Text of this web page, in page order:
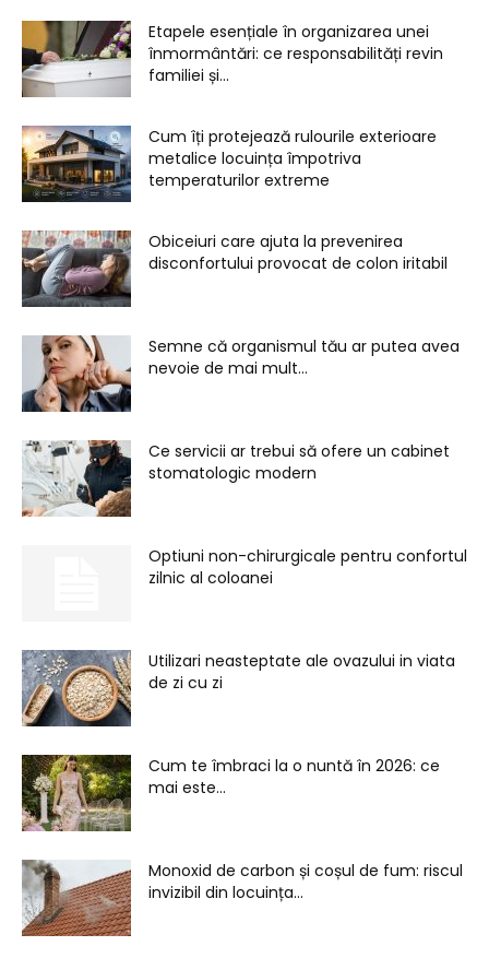
Etapele esențiale în organizarea unei
înmormântări: ce responsabilități revin
familiei și...
Cum îți protejează rulourile exterioare
metalice locuința împotriva
temperaturilor extreme
Obiceiuri care ajuta la prevenirea
disconfortului provocat de colon iritabil
Semne că organismul tău ar putea avea
nevoie de mai mult...
Ce servicii ar trebui să ofere un cabinet
stomatologic modern
Optiuni non-chirurgicale pentru confortul
zilnic al coloanei
Utilizari neasteptate ale ovazului in viata
de zi cu zi
Cum te îmbraci la o nuntă în 2026: ce
mai este...
Monoxid de carbon și coșul de fum: riscul
invizibil din locuința...